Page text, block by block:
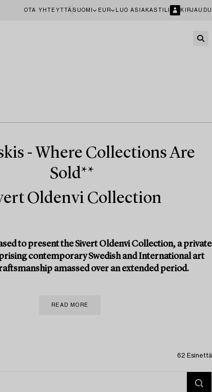
OTA YHTEYTTÄ SUOMI EUR LUO ASIAKASTILI KIRJAUDU
- Where Collections Are
Sold**
Oldenvi Collection
to present the Sivert Oldenvi Collection, a private
contemporary Swedish and International art
amassed over an extended period.
READ MORE
62 Esinettä